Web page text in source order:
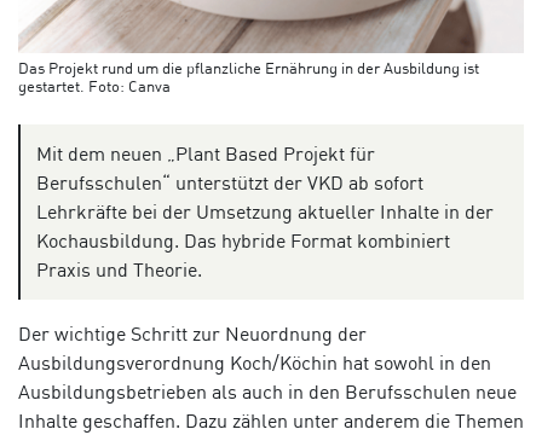
Das Projekt rund um die pflanzliche Ernährung in der Ausbildung ist
gestartet. Foto: Canva
Mit dem neuen „Plant Based Projekt für
Berufsschulen“ unterstützt der VKD ab sofort
Lehrkräfte bei der Umsetzung aktueller Inhalte in der
Kochausbildung. Das hybride Format kombiniert
Praxis und Theorie.
Der wichtige Schritt zur Neuordnung der
Ausbildungsverordnung Koch/Köchin hat sowohl in den
Ausbildungsbetrieben als auch in den Berufsschulen neue
Inhalte geschaffen. Dazu zählen unter anderem die Themen